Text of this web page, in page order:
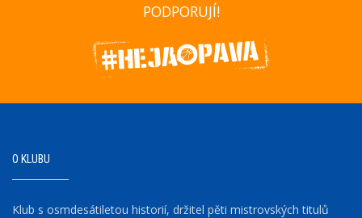
PODPORUJÍ!
O KLUBU
Klub s osmdesátiletou historií, držitel pěti mistrovských titulů